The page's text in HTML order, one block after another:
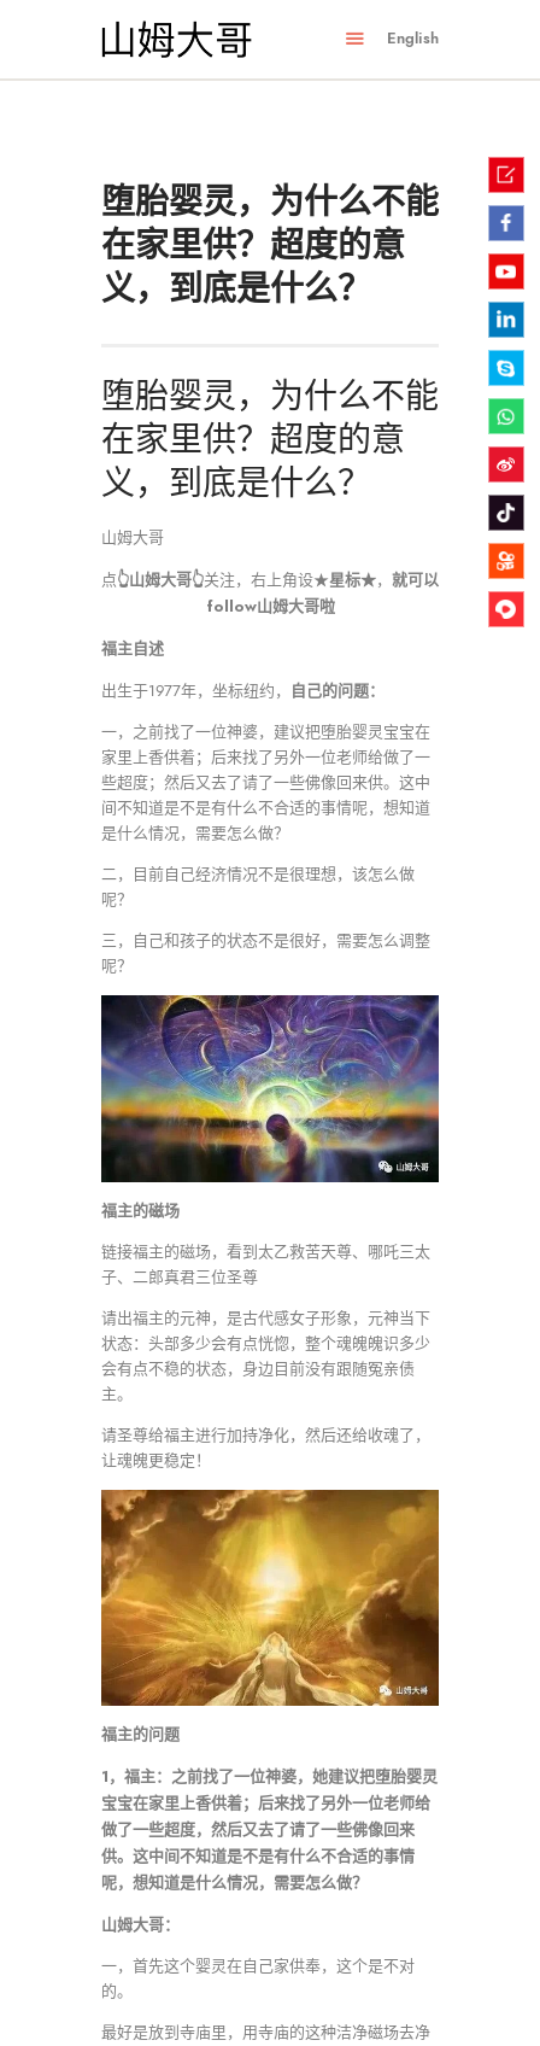
English
堕胎婴灵，为什么不能
在家里供？超度的意
义，到底是什么？
堕胎婴灵，为什么不能
在家里供？超度的意
义，到底是什么？
山姆大哥
点👆山姆大哥👆关注，右上角设★星标★， 就可以
follow山姆大哥啦
福主自述
出生于1977年，坐标纽约， 自己的问题：
一，之前找了一位神婆，建议把堕胎婴灵宝宝在
家里上香供着；后来找了另外一位老师给做了一
些超度；然后又去了请了一些佛像回来供。这中
间不知道是不是有什么不合适的事情呢，想知道
是什么情况，需要怎么做？
二，目前自己经济情况不是很理想，该怎么做
呢？
三，自己和孩子的状态不是很好，需要怎么调整
呢？
福主的磁场
链接福主的磁场，看到太乙救苦天尊、哪吒三太
子、二郎真君三位圣尊
请出福主的元神，是古代感女子形象，元神当下
状态：头部多少会有点恍惚，整个魂魄魄识多少
会有点不稳的状态，身边目前没有跟随冤亲债
主。
请圣尊给福主进行加持净化，然后还给收魂了，
让魂魄更稳定！
福主的问题
1，福主：之前找了一位神婆，她建议把堕胎婴灵
宝宝在家里上香供着；后来找了另外一位老师给
做了一些超度，然后又去了请了一些佛像回来
供。这中间不知道是不是有什么不合适的事情
呢，想知道是什么情况，需要怎么做？
山姆大哥：
一，首先这个婴灵在自己家供奉，这个是不对
的。
最好是放到寺庙里，用寺庙的这种洁净磁场去净